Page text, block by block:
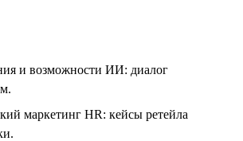
и возможности ИИ: диалог
маркетинг HR: кейсы ретейла